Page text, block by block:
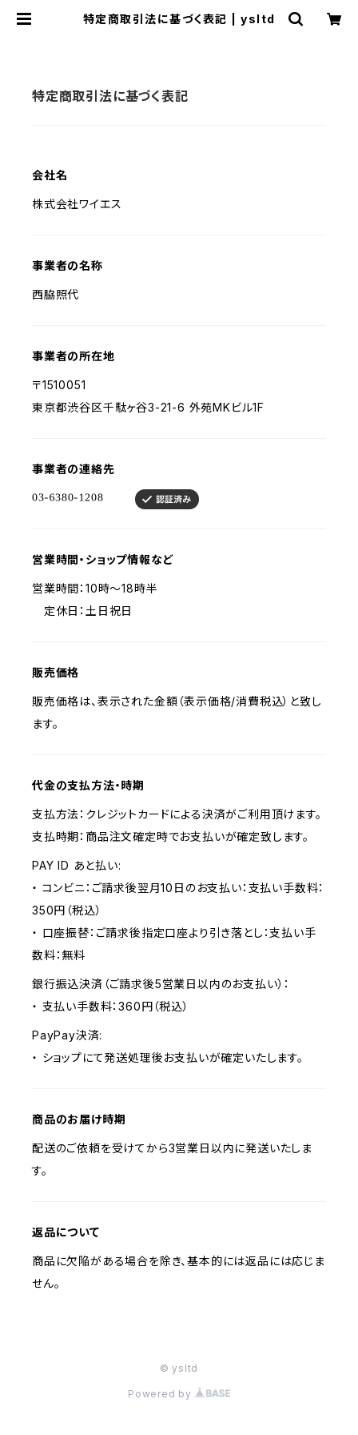
特定商取引法に基づく表記 | ysltd
特定商取引法に基づく表記
会社名
株式会社ワイエス
事業者の名称
西脇照代
事業者の所在地
〒1510051
東京都渋谷区千駄ヶ谷3-21-6 外苑MKビル1F
事業者の連絡先
営業時間・ショップ情報など
営業時間：10時～18時半
定休日：土日祝日
販売価格
販売価格は、表示された金額（表示価格/消費税込）と致し
ます。
代金の支払方法・時期
支払方法：クレジットカードによる決済がご利用頂けます。
支払時期：商品注文確定時でお支払いが確定致します。
PAY ID あと払い:
・ コンビニ：ご請求後翌月10日のお支払い：支払い手数料：
350円（税込）
・ 口座振替：ご請求後指定口座より引き落とし：支払い手
数料：無料
銀行振込決済（ご請求後5営業日以内のお支払い）：
・ 支払い手数料：360円（税込）
PayPay決済:
・ ショップにて発送処理後お支払いが確定いたします。
商品のお届け時期
配送のご依頼を受けてから3営業日以内に発送いたしま
す。
返品について
商品に欠陥がある場合を除き、基本的には返品には応じま
せん。
© ysltd
Powered by